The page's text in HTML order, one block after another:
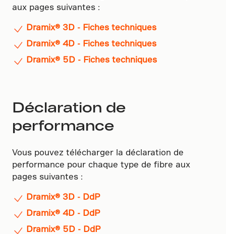
aux pages suivantes :
Dramix® 3D - Fiches techniques
Dramix® 4D - Fiches techniques
Dramix® 5D - Fiches techniques
Déclaration de
performance
Vous pouvez télécharger la déclaration de
performance pour chaque type de fibre aux
pages suivantes :
Dramix® 3D - DdP
Dramix® 4D - DdP
Dramix® 5D - DdP